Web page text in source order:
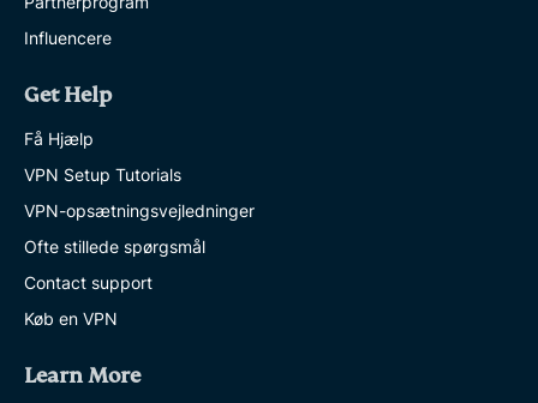
Influencere
Get Help
Få Hjælp
VPN Setup Tutorials
VPN-opsætningsvejledninger
Ofte stillede spørgsmål
Contact support
Køb en VPN
Learn More